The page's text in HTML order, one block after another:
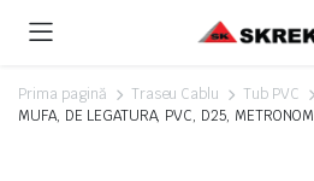
Prima pagină Traseu Cablu
Tub PVC
MUFA, DE LEGATURA, PVC, D25, METRONOM